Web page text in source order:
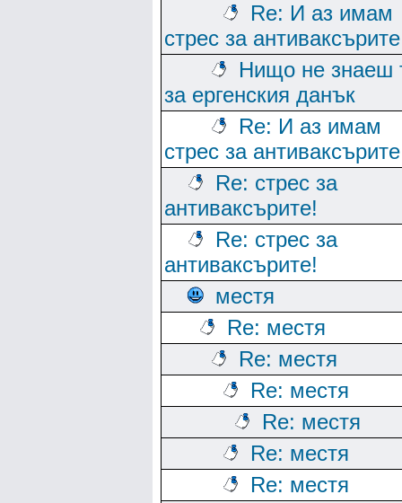
Re: И аз имам
стрес за
Нищо не знаеш
за ергенския данък
Re: И аз имам
стрес за
Re: стрес за
антиваксърите!
Re: стрес за
антиваксърите!
местя
Re: местя
Re: местя
Re: местя
Re: местя
Re: местя
Re: местя